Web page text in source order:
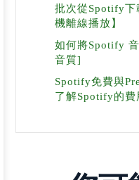
批次從Spotify下
機離線播放】
如何將Spotify
音質]
Spotify免費與
了解Spotify的費